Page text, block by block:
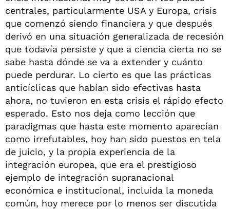
centrales, particularmente USA y Europa, crisis
que comenzó siendo financiera y que después
derivó en una situación generalizada de recesión
que todavía persiste y que a ciencia cierta no se
sabe hasta dónde se va a extender y cuánto
puede perdurar. Lo cierto es que las prácticas
anticíclicas que habían sido efectivas hasta
ahora, no tuvieron en esta crisis el rápido efecto
esperado. Esto nos deja como lección que
paradigmas que hasta este momento aparecían
como irrefutables, hoy han sido puestos en tela
de juicio, y la propia experiencia de la
integración europea, que era el prestigioso
ejemplo de integración supranacional
económica e institucional, incluida la moneda
común, hoy merece por lo menos ser discutida